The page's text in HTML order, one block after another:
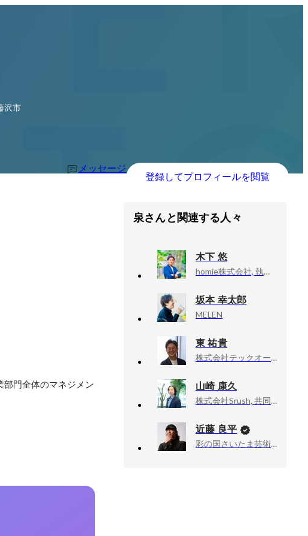
沢市
メッセージ
登録してプロフィールを閲覧
部門全体のマネジメン
泉さんと関連する人々
木下 悠
homie株式会社, 執行役員／VP of Sales
坂本 幸太郎
MELEN
東 祐貴
株式会社テックオーシャン, 取締役COO
山崎 康久
株式会社Srush, 共同創業者, CTO
近藤 良平
彩の国さいたま芸術劇場, 次期芸術監督